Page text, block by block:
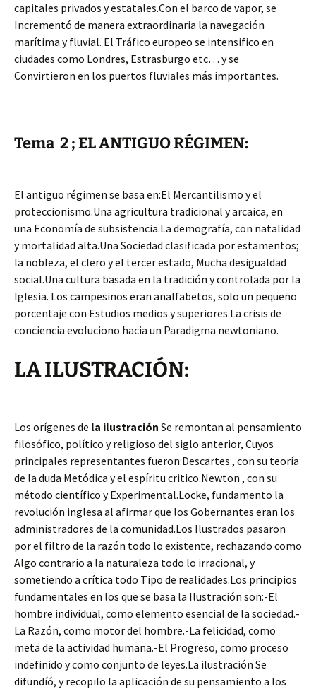
capitales privados y estatales.Con el barco de vapor, se
Incrementó de manera extraordinaria la navegación
marítima y fluvial. El Tráfico europeo se intensifico en
ciudades como Londres, Estrasburgo etc… y se
Convirtieron en los puertos fluviales más importantes.
Tema 2 ; EL ANTIGUO RÉGIMEN:
El antiguo régimen se basa en:El Mercantilismo y el
proteccionismo.Una agricultura tradicional y arcaica, en
una Economía de subsistencia.La demografía, con natalidad
y mortalidad alta.Una Sociedad clasificada por estamentos;
la nobleza, el clero y el tercer estado, Mucha desigualdad
social.Una cultura basada en la tradición y controlada por la
Iglesia. Los campesinos eran analfabetos, solo un pequeño
porcentaje con Estudios medios y superiores.La crisis de
conciencia evoluciono hacia un Paradigma newtoniano.
LA ILUSTRACIÓN:
Los orígenes de la ilustración Se remontan al pensamiento
filosófico, político y religioso del siglo anterior, Cuyos
principales representantes fueron:Descartes , con su teoría
de la duda Metódica y el espíritu critico.Newton , con su
método científico y Experimental.Locke, fundamento la
revolución inglesa al afirmar que los Gobernantes eran los
administradores de la comunidad.Los Ilustrados pasaron
por el filtro de la razón todo lo existente, rechazando como
Algo contrario a la naturaleza todo lo irracional, y
sometiendo a crítica todo Tipo de realidades.Los principios
fundamentales en los que se basa la Ilustración son:-El
hombre individual, como elemento esencial de la sociedad.-
La Razón, como motor del hombre.-La felicidad, como
meta de la actividad humana.-El Progreso, como proceso
indefinido y como conjunto de leyes.La ilustración Se
difundíó, y recopilo la aplicación de su pensamiento a los